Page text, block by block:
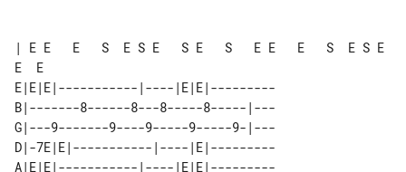
| E E   E   S  E S E   S E   S   E E   E   S  E S E
E  E
E|E|E|-----------|----|E|E|---------
B|-------8------8---8-----8-----|---
G|---9-------9----9-----9-----9-|---
D|-7E|E|-----------|----|E|---------
A|E|E|-----------|----|E|E|---------